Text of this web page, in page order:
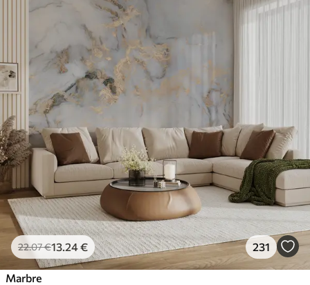
22.07€13.24€ 231
Marbre